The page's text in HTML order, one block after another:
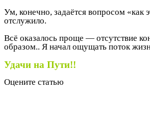
Ум, конечно, задаётся вопросом «как
отслужило.
Всё оказалось проще — отсутствие
образом.. Я начал ощущать поток
Удачи на Пути!!
Оцените статью